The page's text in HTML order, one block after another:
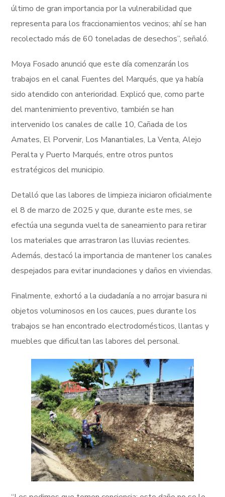
último de gran importancia por la vulnerabilidad que
representa para los fraccionamientos vecinos; ahí se han
recolectado más de 60 toneladas de desechos”, señaló.
Moya Fosado anunció que este día comenzarán los
trabajos en el canal Fuentes del Marqués, que ya había
sido atendido con anterioridad. Explicó que, como parte
del mantenimiento preventivo, también se han
intervenido los canales de calle 10, Cañada de los
Amates, El Porvenir, Los Manantiales, La Venta, Alejo
Peralta y Puerto Marqués, entre otros puntos
estratégicos del municipio.
Detalló que las labores de limpieza iniciaron oficialmente
el 8 de marzo de 2025 y que, durante este mes, se
efectúa una segunda vuelta de saneamiento para retirar
los materiales que arrastraron las lluvias recientes.
Además, destacó la importancia de mantener los canales
despejados para evitar inundaciones y daños en viviendas.
Finalmente, exhortó a la ciudadanía a no arrojar basura ni
objetos voluminosos en los cauces, pues durante los
trabajos se han encontrado electrodomésticos, llantas y
muebles que dificultan las labores del personal.